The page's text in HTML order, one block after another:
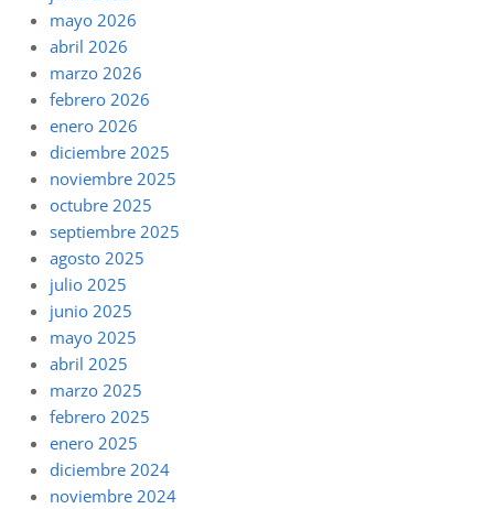
mayo 2026
abril 2026
marzo 2026
febrero 2026
enero 2026
diciembre 2025
noviembre 2025
octubre 2025
septiembre 2025
agosto 2025
julio 2025
junio 2025
mayo 2025
abril 2025
marzo 2025
febrero 2025
enero 2025
diciembre 2024
noviembre 2024